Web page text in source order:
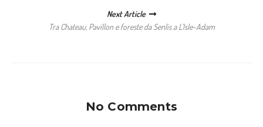
Next Article
Tra Chateau, Pavillon e foreste da Senlis a L’Isle-Adam
No Comments